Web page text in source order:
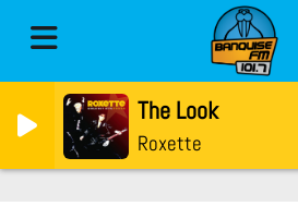
The Look
Roxette